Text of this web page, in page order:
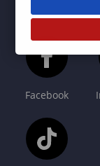
Facebook